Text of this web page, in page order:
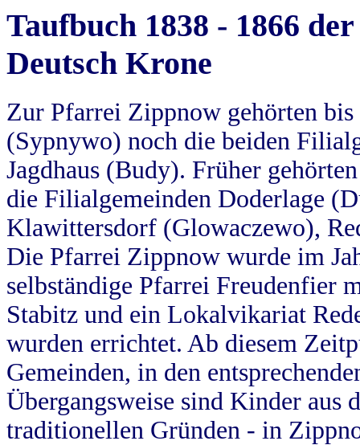
Taufbuch 1838 - 1866
Deutsch Krone
Zur Pfarrei Zippnow gehörten
(Sypnywo) noch die beiden
Jagdhaus (Budy). Früher
die Filialgemeinden Doderlage
Klawittersdorf (Glowaczewo),
Die Pfarrei Zippnow wurde im
selbständige Pfarrei Freudenfier
Stabitz und ein Lokalvikariat
wurden errichtet. Ab diesem
Gemeinden, in den
Übergangsweise sind Kinder aus
traditionellen Gründen - in